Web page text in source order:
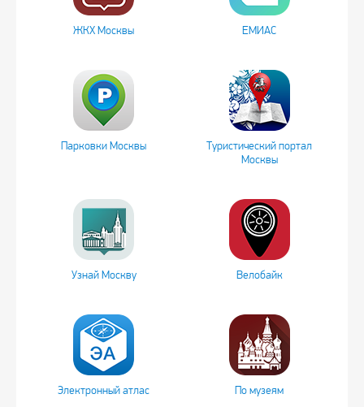
ЖКХ Москвы ЕМИАС
Парковки Москвы
Туристический портал
Москвы
Узнай Москву Велобайк
Электронный атлас По музеям